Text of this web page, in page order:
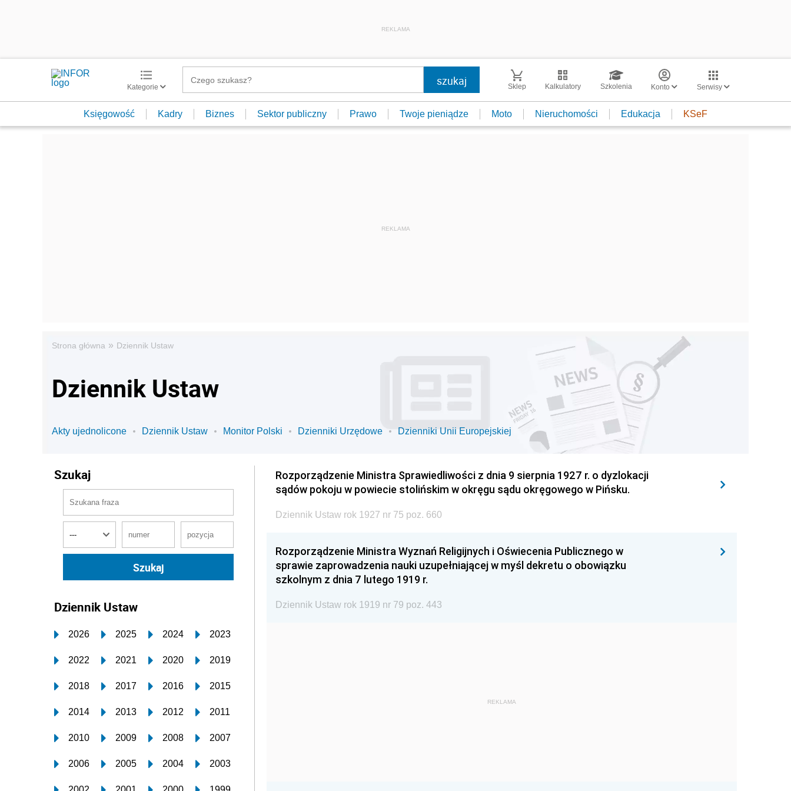
REKLAMA
Kategorie Sklep Kalkulatory Szkolenia Konto Serwisy
Księgowość Kadry Biznes Sektor publiczny Prawo Twoje pieniądze Moto Nieruchomości Edukacja KSeF
Strona główna » Dziennik Ustaw
Dziennik Ustaw
Akty ujednolicone Dziennik Ustaw Monitor Polski Dzienniki Urzędowe Dzienniki Unii Europejskiej
Szukaj
Dziennik Ustaw
2026 2025 2024 2023
2022 2021 2020 2019
2018 2017 2016 2015
2014 2013 2012 2011
2010 2009 2008 2007
2006 2005 2004 2003
Rozporządzenie Ministra Sprawiedliwości z dnia 9 sierpnia 1927 r. o dyzlokacji
sądów pokoju w powiecie stolińskim w okręgu sądu okręgowego w Pińsku.
Dziennik Ustaw rok 1927 nr 75 poz. 660
Rozporządzenie Ministra Wyznań Religijnych i Oświecenia Publicznego w
sprawie zaprowadzenia nauki uzupełniającej w myśl dekretu o obowiązku
szkolnym z dnia 7 lutego 1919 r.
Dziennik Ustaw rok 1919 nr 79 poz. 443
REKLAMA